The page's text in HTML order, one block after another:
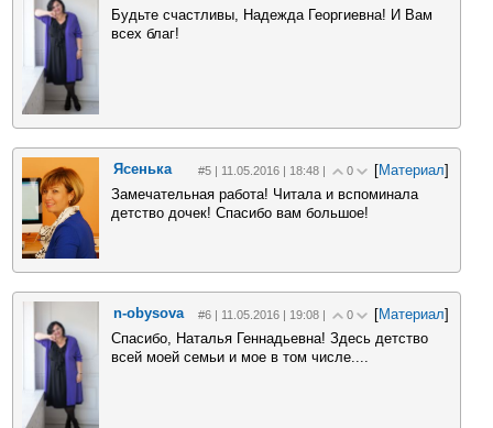
Будьте счастливы, Надежда Георгиевна! И Вам
всех благ!
Ясенька #5 | 11.05.2016 | 18:48 | 0 [Материал]
Замечательная работа! Читала и вспоминала
детство дочек! Спасибо вам большое!
n-obysova #6 | 11.05.2016 | 19:08 | 0 [Материал]
Спасибо, Наталья Геннадьевна! Здесь детство
всей моей семьи и мое в том числе....